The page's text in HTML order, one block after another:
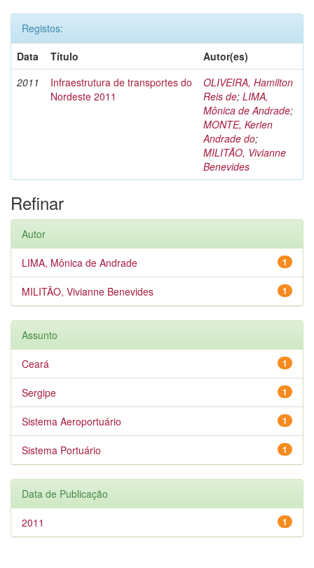
Registos:
Data
Título
Autor(es)
2011
Infraestrutura de transportes do
Nordeste 2011
OLIVEIRA, Hamilton
Reis de; LIMA,
Mônica de Andrade;
MONTE, Kerlen
Andrade do;
MILITÃO, Vivianne
Benevides
Refinar
Autor
1
LIMA, Mônica de Andrade
1
MILITÃO, Vivianne Benevides
Assunto
1
Ceará
1
Sergipe
1
Sistema Aeroportuário
1
Sistema Portuário
Data de Publicação
1
2011